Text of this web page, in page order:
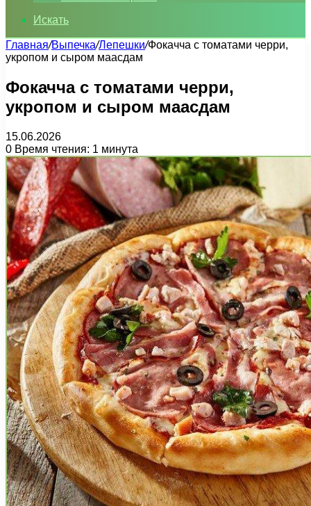
Искать
Главная/Выпечка/Лепешки/Фокачча с томатами черри,
укропом и сыром маасдам
Фокачча с томатами черри,
укропом и сыром маасдам
15.06.2026
0 Время чтения: 1 минута